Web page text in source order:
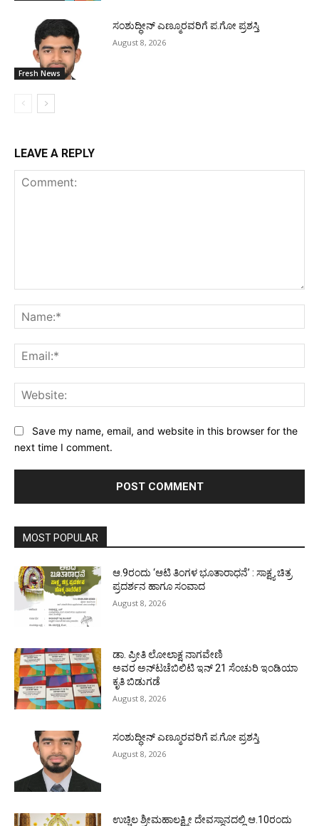
Fresh News
ಸಂಶುದ್ಧೀನ್ ಎಣ್ಮೂರವರಿಗೆ ಪ.ಗೋ ಪ್ರಶಸ್ತಿ
August 8, 2026
LEAVE A REPLY
Save my name, email, and website in this browser for the
next time I comment.
MOST POPULAR
ಆ.9ರಂದು ‘ಆಟಿ ತಿಂಗಳ ಭೂತಾರಾಧನೆ’ : ಸಾಕ್ಷ್ಯ ಚಿತ್ರ
ಪ್ರದರ್ಶನ ಹಾಗೂ ಸಂವಾದ
August 8, 2026
ಡಾ. ಪ್ರೀತಿ ಲೋಲಾಕ್ಷ ನಾಗವೇಣಿ
ಅವರ ಅನ್‌ಟಚೆಬಿಲಿಟಿ ಇನ್ 21 ಸೆಂಚುರಿ ಇಂಡಿಯಾ
ಕೃತಿ ಬಿಡುಗಡೆ
August 8, 2026
ಸಂಶುದ್ಧೀನ್ ಎಣ್ಮೂರವರಿಗೆ ಪ.ಗೋ ಪ್ರಶಸ್ತಿ
August 8, 2026
ಉಚ್ಚಿಲ ಶ್ರೀಮಹಾಲಕ್ಷ್ಮೀ ದೇವಸ್ಥಾನದಲ್ಲಿ ಆ.10ರಂದು